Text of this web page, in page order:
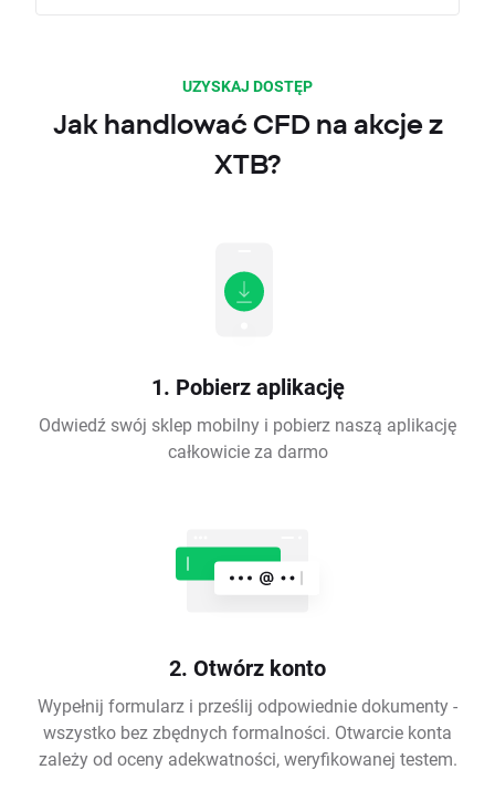
UZYSKAJ DOSTĘP
Jak handlować CFD na akcje z
XTB?
1. Pobierz aplikację
Odwiedź swój sklep mobilny i pobierz naszą aplikację
całkowicie za darmo
2. Otwórz konto
Wypełnij formularz i prześlij odpowiednie dokumenty -
wszystko bez zbędnych formalności. Otwarcie konta
zależy od oceny adekwatności, weryfikowanej testem.